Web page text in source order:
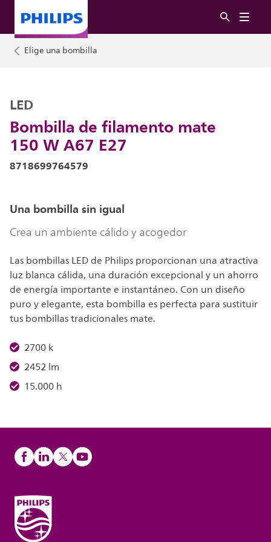
Elige una bombilla
Bombilla de filamento mate
150 W A67 E27
LED
8718699764579
Una bombilla sin igual
Crea un ambiente cálido y acogedor
Las bombillas LED de Philips proporcionan una atractiva
luz blanca cálida, una duración excepcional y un ahorro
de energía importante e instantáneo. Con un diseño
puro y elegante, esta bombilla es perfecta para sustituir
tus bombillas tradicionales mate.
2700 k
2452 lm
15.000 h